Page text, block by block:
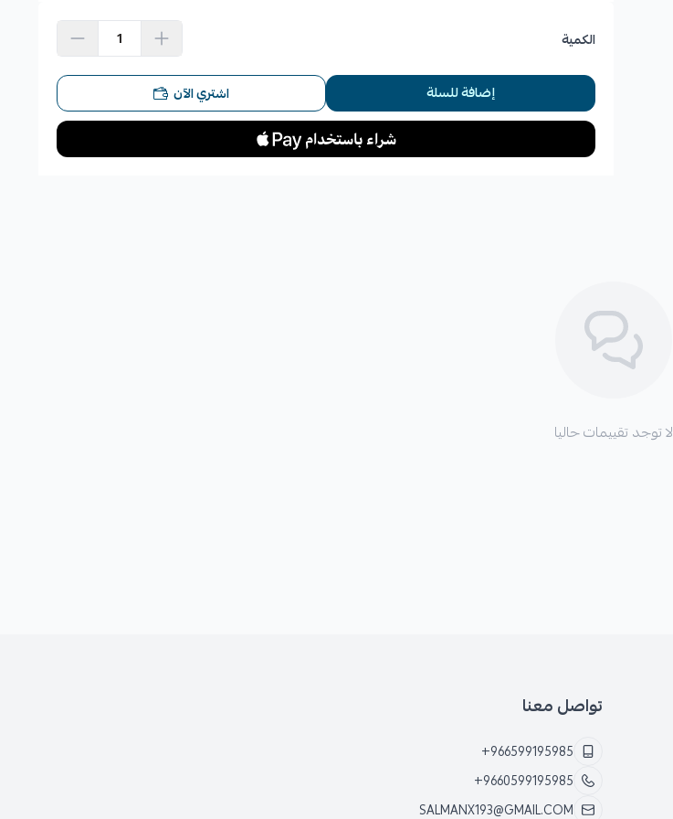
الكمية
إضافة للسلة اشتري الآن
لا توجد تقييمات حاليا
تواصل معنا
+966599195985
+9660599195985
SALMANX193@GMAIL.COM